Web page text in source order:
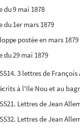
du 9 mai 1878
du 1er mars 1879
postée en mars 1879
du 29 mai 1879
3 lettres de
à l'Ile Nou et au
Lettres de Jean
Lettres de Jean